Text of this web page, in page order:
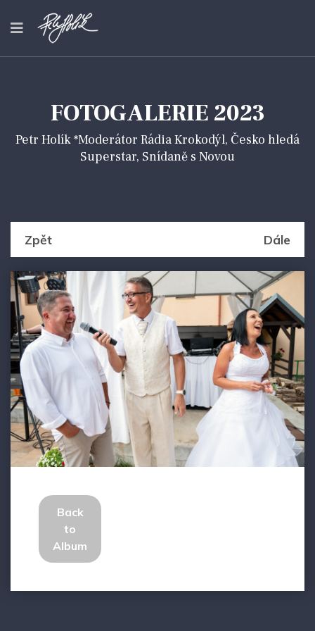
FOTOGALERIE 2023
Petr Holík *Moderátor Rádia Krokodýl, Česko hledá
Superstar, Snídaně s Novou
Zpět Dále
Back
to
Album